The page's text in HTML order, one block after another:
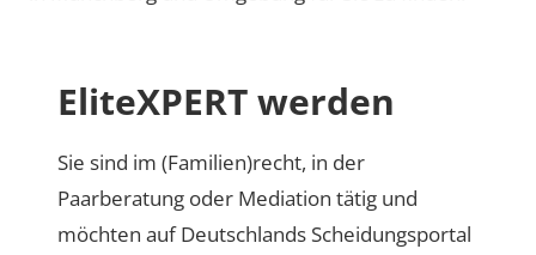
EliteXPERT werden
Sie sind im (Familien)recht, in der
Paarberatung oder Mediation tätig und
möchten auf Deutschlands Scheidungsportal